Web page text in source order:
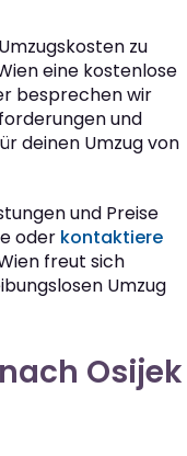
zu
eine kostenlose
besprechen wir
und
deinen Umzug von
und Preise
oder kontaktiere
freut sich
Umzug
Osijek